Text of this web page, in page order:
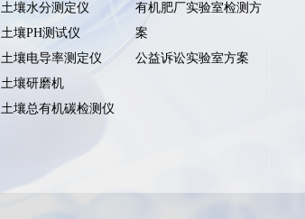
土壤水分测定仪
土壤PH测试仪
土壤电导率测定仪
土壤研磨机
土壤总有机碳检测仪
有机肥厂实验室检测方
案
公益诉讼实验室方案